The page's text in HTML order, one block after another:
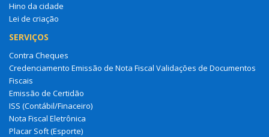
Hino da cidade
Lei de criação
SERVIÇOS
Contra Cheques
Credenciamento Emissão de Nota Fiscal Validações de Documentos
Fiscais
Emissão de Certidão
ISS (Contábil/Finaceiro)
Nota Fiscal Eletrônica
Placar Soft (Esporte)